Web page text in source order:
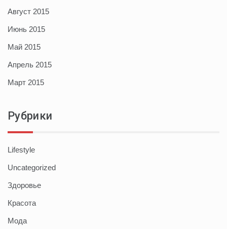
Август 2015
Июнь 2015
Май 2015
Апрель 2015
Март 2015
Рубрики
Lifestyle
Uncategorized
Здоровье
Красота
Мода